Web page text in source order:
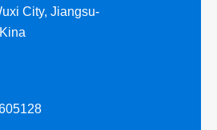
City, Jiangsu-